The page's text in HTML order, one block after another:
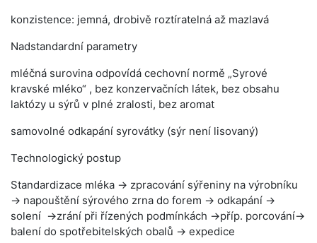
konzistence: jemná, drobivě roztíratelná až mazlavá
Nadstandardní parametry
mléčná surovina odpovídá cechovní normě „Syrové
kravské mléko“ , bez konzervačních látek, bez obsahu
laktózy u sýrů v plné zralosti, bez aromat
samovolné odkapání syrovátky (sýr není lisovaný)
Technologický postup
Standardizace mléka → zpracování sýřeniny na výrobníku
→ napouštění sýrového zrna do forem → odkapání →
solení →zrání při řízených podmínkách →příp. porcování→
balení do spotřebitelských obalů → expedice